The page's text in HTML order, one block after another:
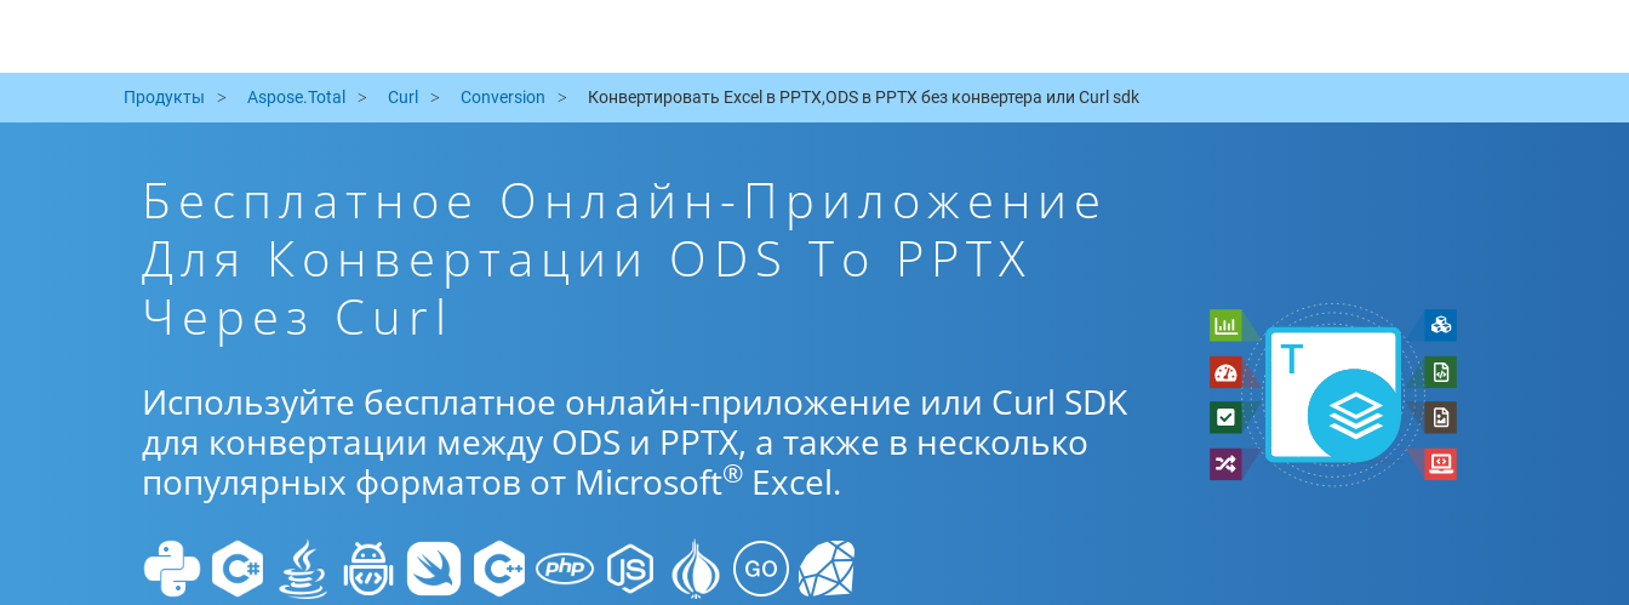
Продукты Aspose.Total Curl Conversion Конвертировать Excel в PPTX,ODS в PPTX без конвертера или Curl sdk
Бесплатное Онлайн-Приложение
Для Конвертации ODS To PPTX
Через Curl
Используйте бесплатное онлайн-приложение или Curl SDK
для конвертации между ODS и PPTX, а также в несколько
популярных форматов от Microsoft® Excel.